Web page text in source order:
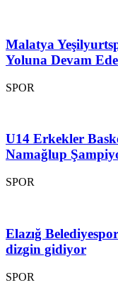
Malatya
Yoluna Devam
SPOR
U14 Erkekler
Namağlup
SPOR
Elazığ
dizgin gidiyor
SPOR